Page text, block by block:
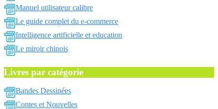
Manuel utilisateur calibre
Le guide complet du e-commerce
Intelligence artificielle et education
Le miroir chinois
Livres par catégorie
Bandes Dessinées
Contes et Nouvelles